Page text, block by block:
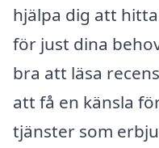
hjälpa dig att
för just dina
bra att läsa
att få en känsla
tjänster som